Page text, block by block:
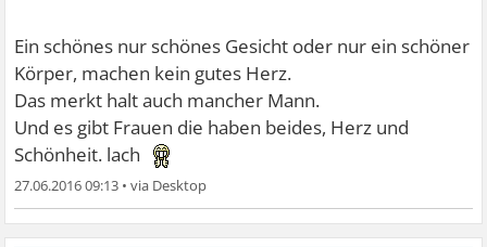
Das ist deine momentane verfassung, die ich an dir
erkenne
- Du vergleichst dich oft mit andern mädchen
- du begegnest viele mädchen, die deiner meinung nach
hübscher aussehen
- hübschere frauen habe größere chancen, deinen freund
- du hast angst ihn bei der konkurrenz zu verlieren
Ein schönes nur schönes Gesicht oder nur ein schöner
Körper, machen kein gutes Herz.
Das merkt halt auch mancher Mann.
Und es gibt Frauen die haben beides, Herz und
Schönheit. lach
27.06.2016 09:13 •